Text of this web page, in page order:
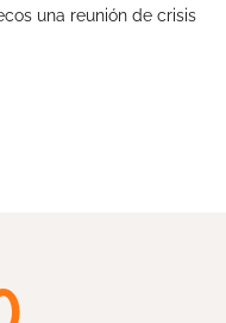
una reunión de crisis